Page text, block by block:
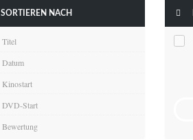
SORTIEREN NACH
Titel
Datum
Kinostart
DVD-Start
Bewertung
